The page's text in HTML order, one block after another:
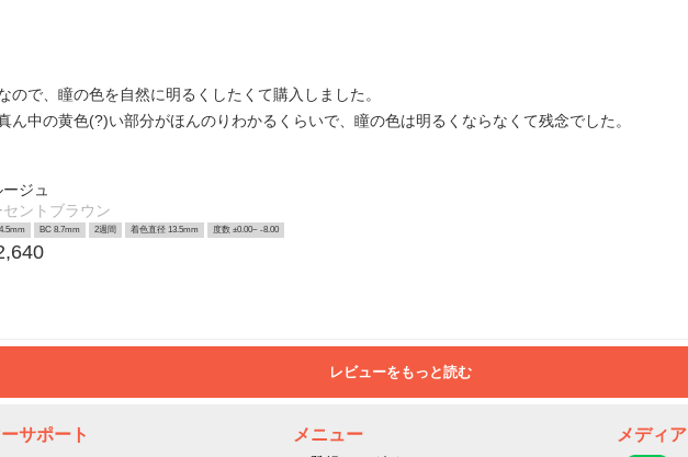
ので、瞳の色を自然に明るくしたくて購入しました。
ん中の黄色(?)い部分がほんのりわかるくらいで、瞳の色は明るくならなくて残念でした。
ジュ
セントブラウン
BC 8.7mm 2週間 着色直径 13.5mm 度数 ±0.00~ -8.00
レビューをもっと読む
サポート メニュー メディア